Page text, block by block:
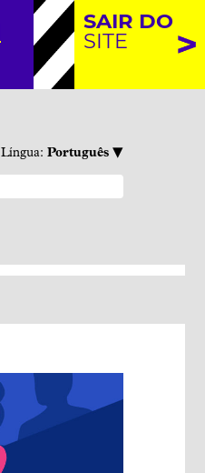
SAIR DO
SITE
Língua:Português ▾